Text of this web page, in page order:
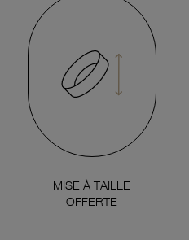
MISE À TAILLE
OFFERTE